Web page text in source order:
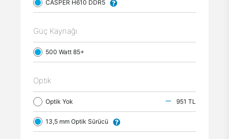
CASPER H610 DDR5
Güç Kaynağı
500 Watt 85+
Optik
Optik Yok 951 TL
13,5 mm Optik Sürücü